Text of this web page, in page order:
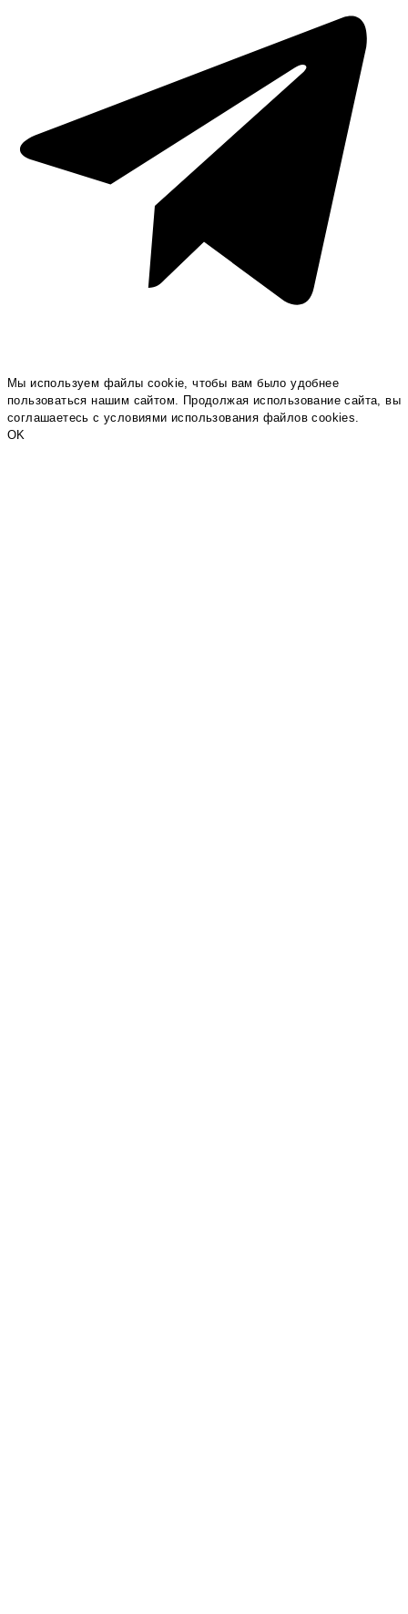
Мы используем файлы cookie, чтобы вам было удобнее
пользоваться нашим сайтом. Продолжая использование сайта, вы
соглашаетесь c условиями использования файлов cookies.
OK